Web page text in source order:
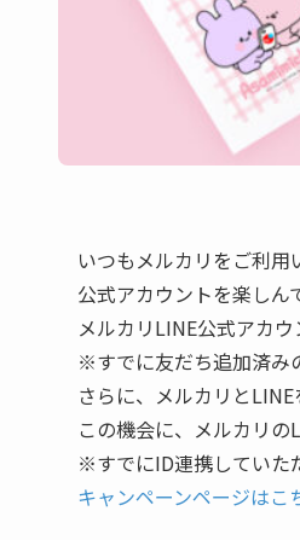
いつもメルカリをご利
公式アカウントを楽しん
メルカリLINE公式アカ
※すでに友だち追加済み
さらに、メルカリと
この機会に、メルカリの
※すでにID連携していた
キャンペーンページはこ